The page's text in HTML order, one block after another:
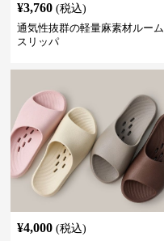
¥3,760 (税込)
通気性抜群の軽量麻素材ルーム
スリッパ
¥4,000 (税込)